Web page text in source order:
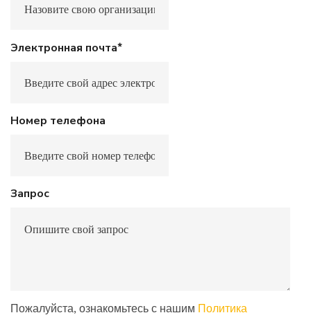
Электронная почта*
Номер телефона
Запрос
Пожалуйста, ознакомьтесь с нашим Политика